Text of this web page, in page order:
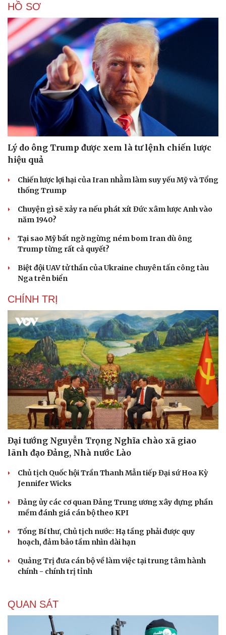
HỒ SƠ
Lý do ông Trump được xem là tư lệnh chiến lược
hiệu quả
Chiến lược lợi hại của Iran nhằm làm suy yếu Mỹ và Tổng
thống Trump
Chuyện gì sẽ xảy ra nếu phát xít Đức xâm lược Anh vào
năm 1940?
Tại sao Mỹ bất ngờ ngừng ném bom Iran dù ông
Trump từng rất cả quyết?
Biệt đội UAV tử thần của Ukraine chuyên tấn công tàu
Nga trên biển
CHÍNH TRỊ
Đại tướng Nguyễn Trọng Nghĩa chào xã giao
lãnh đạo Đảng, Nhà nước Lào
Chủ tịch Quốc hội Trần Thanh Mẫn tiếp Đại sứ Hoa Kỳ
Jennifer Wicks
Đảng ủy các cơ quan Đảng Trung ương xây dựng phần
mềm đánh giá cán bộ theo KPI
Tổng Bí thư, Chủ tịch nước: Hạ tầng phải được quy
hoạch, đảm bảo tầm nhìn dài hạn
Quảng Trị đưa cán bộ về làm việc tại trung tâm hành
chính - chính trị tỉnh
QUAN SÁT